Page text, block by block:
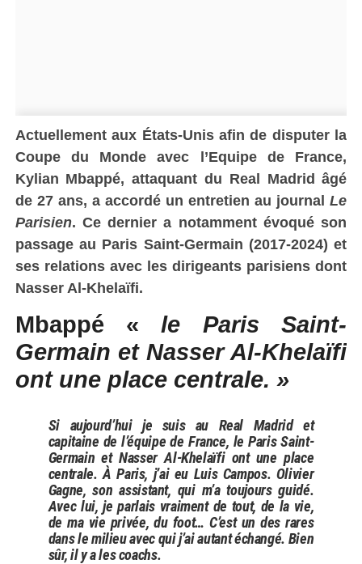
Actuellement aux États-Unis afin de disputer la
Coupe du Monde avec l’Equipe de France,
Kylian Mbappé, attaquant du Real Madrid âgé
de 27 ans, a accordé un entretien au journalLe
Parisien. Ce dernier a notamment évoqué son
passage au Paris Saint-Germain (2017-2024) et
ses relations avec les dirigeants parisiens dont
Nasser Al-Khelaïfi.
Mbappé «le Paris Saint-
Germain et Nasser Al-Khelaïfi
ont une place centrale. »
Si aujourd’hui je suis au Real Madrid et
capitaine de l’équipe de France, le Paris Saint-
Germain et Nasser Al-Khelaïfi ont une place
centrale. À Paris, j’ai eu Luis Campos. Olivier
Gagne, son assistant, qui m’a toujours guidé.
Avec lui, je parlais vraiment de tout, de la vie,
de ma vie privée, du foot… C’est un des rares
dans le milieu avec qui j’ai autant échangé. Bien
sûr, il y a les coachs.